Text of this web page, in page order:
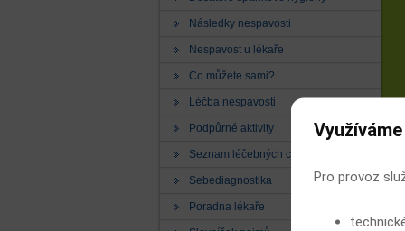
Následky nespavosti
Nespavost u lékaře
Co můžete sami?
Léčba nespavosti
Podpůrné aktivity
Seznam léčebných center
Sebediagnostika
Poradna lékaře
Pro provoz